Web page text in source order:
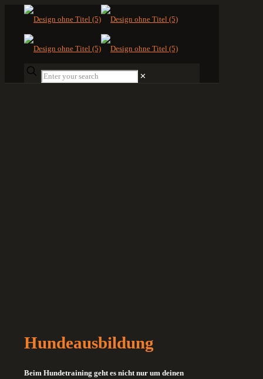
Enter
your
✕
Hundeausbildung
Beim Hundetraining geht es nicht nur um deinen